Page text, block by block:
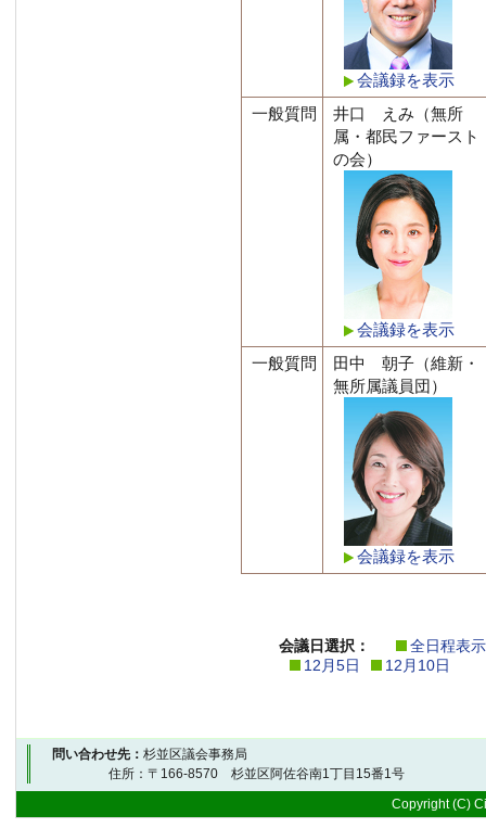
会議録を表示
一般質問
井口 えみ（無所
属・都民ファースト
の会）
会議録を表示
一般質問
田中 朝子（維新・
無所属議員団）
会議録を表示
会議日選択：
全日程表示
12月5日
12月10日
問い合わせ先： 杉並区議会事務局
住所：〒166-8570 杉並区阿佐谷南1丁目15番1号 電
Copyright (C)